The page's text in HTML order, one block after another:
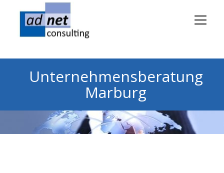
ConsultingUnternehmensberatung
Marburg